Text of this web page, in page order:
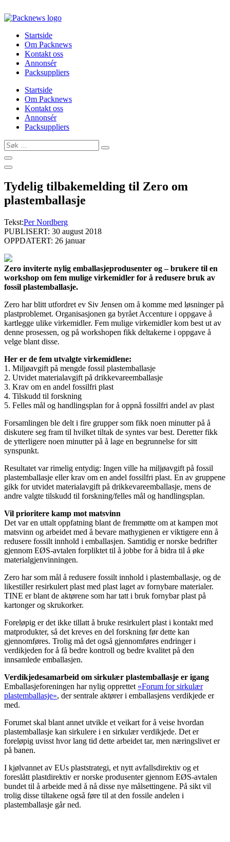
to
Startside
Om Packnews
Kontakt oss
Annonsér
Packsuppliers
Startside
Om Packnews
Kontakt oss
Annonsér
Packsuppliers
Søk
…
Tydelig tilbakemelding til Zero om
plastemballasje
Tekst:Per Nordberg
PUBLISERT: 30 august 2018
OPPDATERT: 26 januar
Zero inviterte nylig emballasjeprodusenter og – brukere til en
workshop om fem mulige virkemidler for å redusere bruk av
fossil plastemballasje.
Zero har blitt utfordret ev Siv Jensen om å komme med løsninger på
plastproblemet. Organisasjonen ga byrået Accenture i oppgave å
kartlegge ulike virkemidler. Fem mulige virkemidler kom best ut av
denne prosessen, og på workshopen fikk deltakerne i oppgave å
velge blant disse.
Her er de fem utvalgte virkemidlene:
1. Miljøavgift på mengde fossil plastemballasje
2. Utvidet materialavgift på drikkevareemballasje
3. Krav om en andel fossilfri plast
4. Tilskudd til forskning
5. Felles mål og handlingsplan for å oppnå fossilfri andel av plast
Forsamlingen ble delt i fire grupper som fikk noen minutter på å
diskutere seg fram til hvilket tiltak de syntes var best. Deretter fikk
de ytterligere noen minutter på å lage en begrunnelse for sitt
synspunkt.
Resultatet var rimelig entydig: Ingen ville ha miljøavgift på fossil
plastemballasje eller krav om en andel fossilfri plast. En av gruppene
gikk for utvidet materialavgift på drikkevareemballasje, mens de
andre valgte tilskudd til forskning/felles mål og handlingsplan.
Vil prioritere kamp mot matsvinn
Det var en uttalt oppfatning blant de fremmøtte om at kampen mot
matsvinn og arbeidet med å bevare mathygienen er viktigere enn å
redusere fossilt innhold i emballasjen. Samtidig er norske bedrifter
gjennom EØS-avtalen forpliktet til å jobbe for å bidra til å øke
materialgjenvinningen.
Zero har som mål å redusere fossilt innhold i plastemballasje, og de
likestiller resirkulert plast med plast laget av fornybare materialer.
TINE er blant de aktørene som har tatt i bruk fornybar plast på
kartonger og skrukorker.
Foreløpig er det ikke tillatt å bruke resirkulert plast i kontakt med
matprodukter, så det kreves en del forskning før dette kan
gjennomføres. Trolig må det også gjennomføres endringer i
verdikjeden for å få bedre kontroll og bedre kvalitet på den
innsamlede emballasjen.
Verdikjedesamarbeid om sirkulær plastemballasje er igang
Emballasjeforeningen har nylig opprettet «Forum for sirkulær
plastemballasje», der sentrale aktører i emballasjens verdikjede er
med.
Forumet skal blant annet utvikle et veikart for å veise hvordan
plastemballasje kan sirkulere i en sirkulær verdikjede. Det er
foreløpig uvisst hvor lang tid dette arbeidet tar, men næringslivet er
på banen.
I kjølvannet av EUs plaststrategi, et nytt avfallsdirektiv og et
foreslått plastdirektiv er norske produsenter gjennom EØS-avtalen
bundet til å arbeide med å nå disse nye målsettingene. På sikt vil
trolig disse tiltakene også føre til at den fossile andelen i
plastemballasje går ned.